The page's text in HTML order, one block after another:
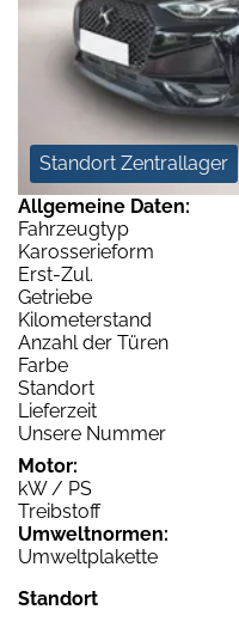
Standort Zentrallager
Allgemeine Daten:
Fahrzeugtyp
Karosserieform
Erst-Zul.
Getriebe
Kilometerstand
Anzahl der Türen
Farbe
Standort
Lieferzeit
Unsere Nummer
Motor:
kW / PS
Treibstoff
Umweltnormen:
Umweltplakette
Standort